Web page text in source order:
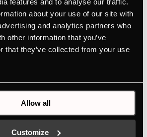
features and to analyse our traffic.
about your use of our site with
and analytics partners who
other information that you’ve
that they’ve collected from your use
Allow all
Customize